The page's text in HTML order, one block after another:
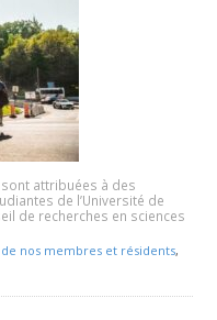
attribuées à des
de l’Université de
de recherches en sciences
nos membres et résidents,